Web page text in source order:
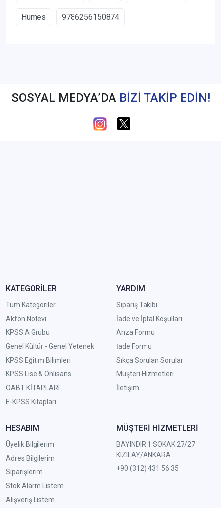
Humes 9786256150874
SOSYAL MEDYA’DA BİZİ TAKİP EDİN!
KATEGORİLER
Tüm Kategoriler
Akfon Notevi
KPSS A Grubu
Genel Kültür - Genel Yetenek
KPSS Eğitim Bilimleri
KPSS Lise & Önlisans
ÖABT KİTAPLARI
E-KPSS Kitapları
YARDIM
Sipariş Takibi
İade ve İptal Koşulları
Arıza Formu
İade Formu
Sıkça Sorulan Sorular
Müşteri Hizmetleri
İletişim
HESABIM
Üyelik Bilgilerim
Adres Bilgilerim
Siparişlerim
Stok Alarm Listem
Alışveriş Listem
MÜŞTERİ HİZMETLERİ
BAYINDIR 1 SOKAK 27/27
KIZILAY/ANKARA
+90 (312) 431 56 35